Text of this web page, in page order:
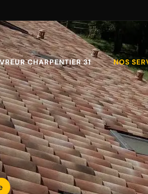
CHARPENTIER 31 NOS